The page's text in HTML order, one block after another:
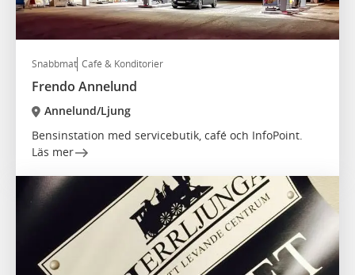
Snabbmat Café & Konditorier
Frendo Annelund
Annelund/Ljung
Bensinstation med servicebutik, café och InfoPoint.
Läs mer